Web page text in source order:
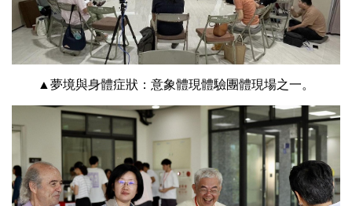
▲夢境與身體症狀：意象體現體驗團體現場之一。